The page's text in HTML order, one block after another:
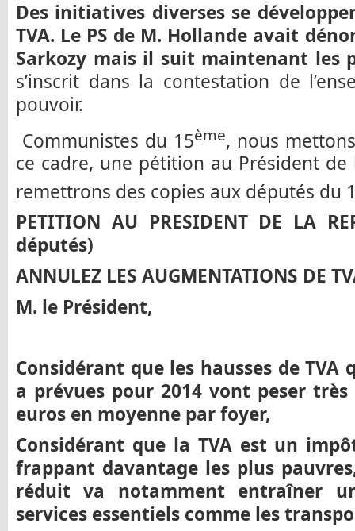
Des initiatives diverses se
TVA. Le PS de M. Hollande avait
Sarkozy mais il suit maintenant les
s’inscrit dans la contestation de
pouvoir.
Communistes du 15ème, nous
ce cadre, une pétition au Président
remettrons des copies aux députés du
PETITION AU PRESIDENT DE LA
députés)
ANNULEZ LES AUGMENTATIONS DE
M. le Président,
Considérant que les hausses de
a prévues pour 2014 vont peser
euros en moyenne par foyer,
Considérant que la TVA est un
frappant davantage les plus
réduit va notamment entraîner
services essentiels comme les